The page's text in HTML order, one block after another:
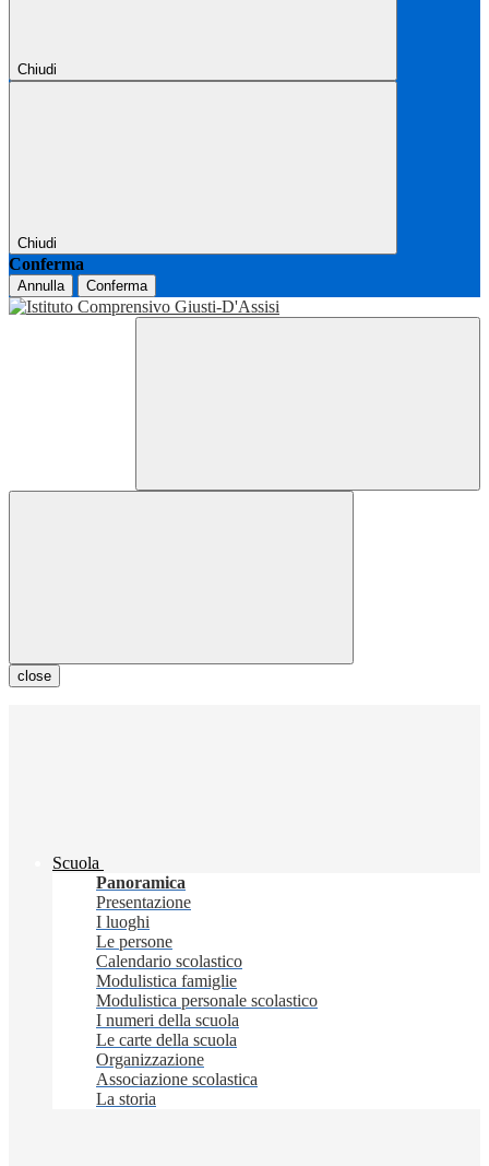
Chiudi
Chiudi
Conferma
Annulla Conferma
close
Scuola
Panoramica
Presentazione
I luoghi
Le persone
Calendario scolastico
Modulistica famiglie
Modulistica personale scolastico
I numeri della scuola
Le carte della scuola
Organizzazione
Associazione scolastica
La storia